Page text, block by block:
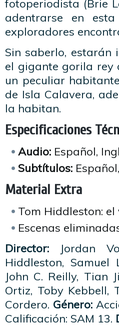
fotoperiodista (Brie
adentrarse en
exploradores
Sin saberlo, estarán
el gigante gorila rey
un peculiar
de Isla Calavera,
la habitan.
Especificaciones
Audio: Español,
Subtítulos:
Material Extra
Tom Hiddleston:
Escenas
Director: Jordan
Hiddleston, Samuel
John C. Reilly, Tian
Ortiz, Toby Kebbell,
Cordero. Género:
Calificación: SAM 13.